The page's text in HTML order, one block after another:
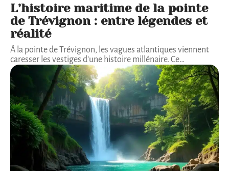
L’histoire maritime de la pointe
de Trévignon : entre légendes et
réalité
À la pointe de Trévignon, les vagues atlantiques viennent
caresser les vestiges d'une histoire millénaire. Ce…